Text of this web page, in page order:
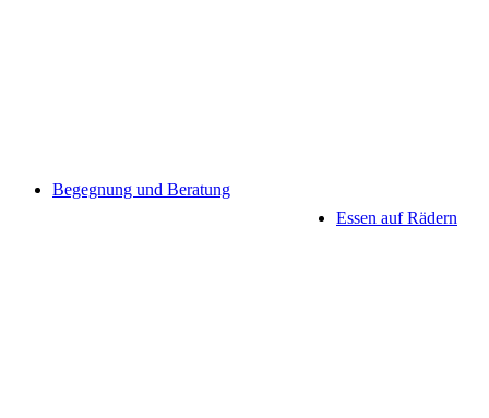
Begegnung und Beratung
Essen auf Rädern